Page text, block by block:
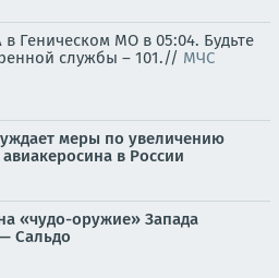
Геническом МО в 05:04. Будьте
службы – 101.// МЧС
меры по увеличению
в России
«чудо-оружие» Запада
Сальдо